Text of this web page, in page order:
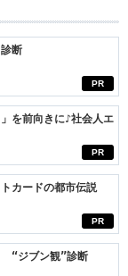
PR
断
PR
を前向きに♪社会人エ
PR
カードの都市伝説
“ジブン観”診断